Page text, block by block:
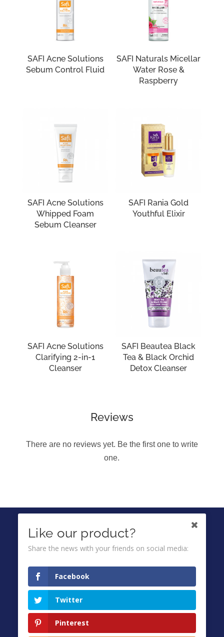
SAFI Acne Solutions
Sebum Control Fluid
SAFI Naturals Micellar
Water Rose &
Raspberry
SAFI Acne Solutions
Whipped Foam
Sebum Cleanser
SAFI Rania Gold
Youthful Elixir
SAFI Acne Solutions
Clarifying 2-in-1
Cleanser
SAFI Beautea Black
Tea & Black Orchid
Detox Cleanser
Reviews
There are no reviews yet. Be the first one to write
one.
IKUTI KAMI DI
Ombuds
Terms & Conditions
Like our product?
Share the news with your friends on social media:
Facebook
Twitter
Pinterest